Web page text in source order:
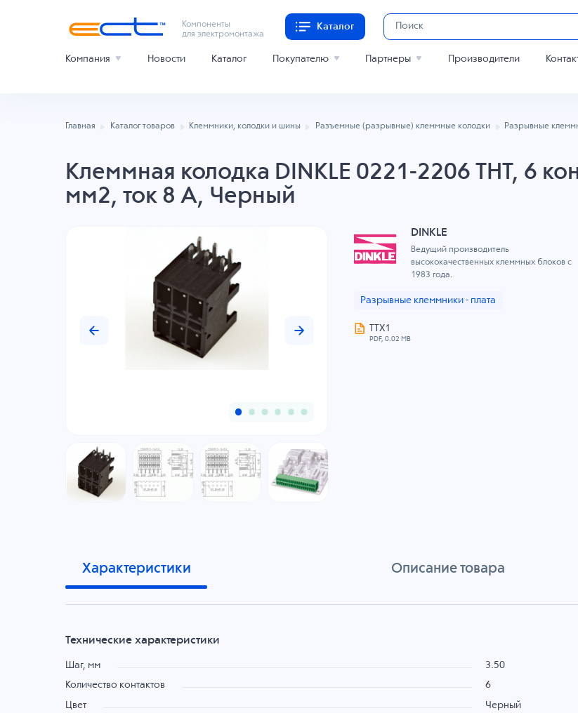
Компоненты
для электромонтажа
Каталог
Компания Новости Каталог Покупателю Партнеры Производители
Главная Каталог товаров Клеммники, колодки и шины Разъемные (разрывные) клеммные колодки Разрывные
Клеммная колодка DINKLE 0221-2206 THT, 6
мм2, ток 8 A, Черный
DINKLE
Ведущий производитель
высококачественных клеммных блоков с
1983 года.
Разрывные клеммники - плата
ТТХ1
PDF, 0.02 MB
Характеристики Описание товара
Технические характеристики
Шаг, мм 3.50
Количество контактов 6
Цвет Черный